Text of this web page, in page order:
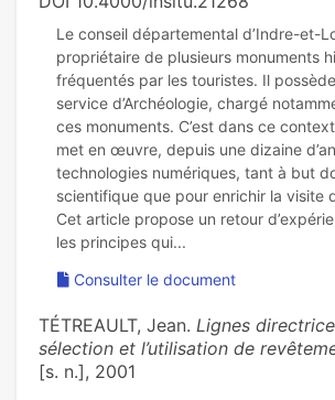
Le conseil départemental d’Indre-et-
propriétaire de plusieurs monuments
fréquentés par les touristes. Il
service d’Archéologie, chargé
ces monuments. C’est dans ce
met en œuvre, depuis une dizaine
technologies numériques, tant à but
scientifique que pour enrichir la visite
Cet article propose un retour
Consulter le document
TÉTREAULT, Jean. Lignes
sélection et l’utilisation de
[s. n.], 2001